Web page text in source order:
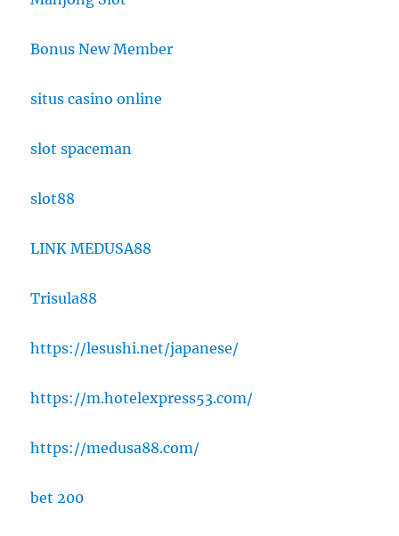
Bonus New Member
situs casino online
slot spaceman
slot88
LINK MEDUSA88
Trisula88
https://lesushi.net/japanese/
https://m.hotelexpress53.com/
https://medusa88.com/
bet 200